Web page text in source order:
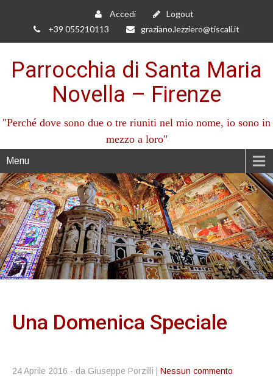
Accedi
Logout
+39 055210113
graziano.lezziero@tiscali.it
Parrocchia di Santa Maria
Novella – Firenze
"Perché dove sono due o tre riuniti nel mio nome, io sono in
mezzo a loro"
Menu
Una Domenica Speciale
24 Aprile 2016 - da Giuseppe Porzilli | Nessun commento